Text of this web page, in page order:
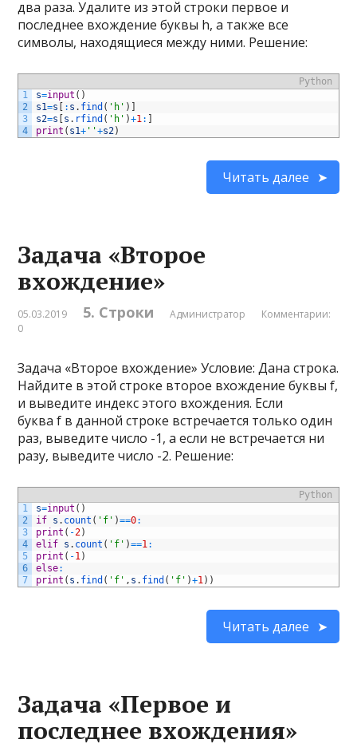
два раза. Удалите из этой строки первое и
последнее вхождение буквы h, а также все
символы, находящиеся между ними. Решение:
Python
1
2
3
4
s=input ( )
s1=s : s . find ( 'h' )
s2=s s . rfind ( 'h' )+1:
print ( s1+ ''+s2)
Читать далее
Задача «Второе
вхождение»
05.03.2019 5. Строки Администратор
Комментарии:
0
Задача «Второе вхождение» Условие: Дана строка.
Найдите в этой строке второе вхождение буквы f,
и выведите индекс этого вхождения. Если
буква f в данной строке встречается только один
раз, выведите число -1, а если не встречается ни
разу, выведите число -2. Решение:
Python
1
2
3
4
5
6
7
s=input ( )
if s . count ( 'f' )==0:
print ( -2)
elif s . count ( 'f' )==1:
print ( -1)
else:
print ( s . find ( 'f' , s . find ( 'f' )+1) )
Читать далее
Задача «Первое и
последнее вхождения»